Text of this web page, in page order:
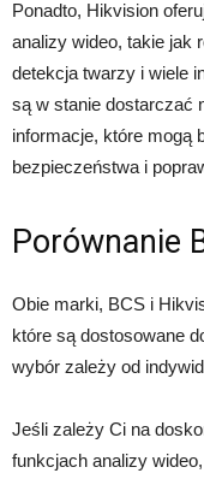
Ponadto, Hikvision
analizy wideo, takie jak
detekcja twarzy i wiele
są w stanie dostarczać
informacje, które mogą
bezpieczeństwa i
Porównanie
Obie marki, BCS i
które są dostosowane
wybór zależy od
Jeśli zależy Ci na
funkcjach analizy